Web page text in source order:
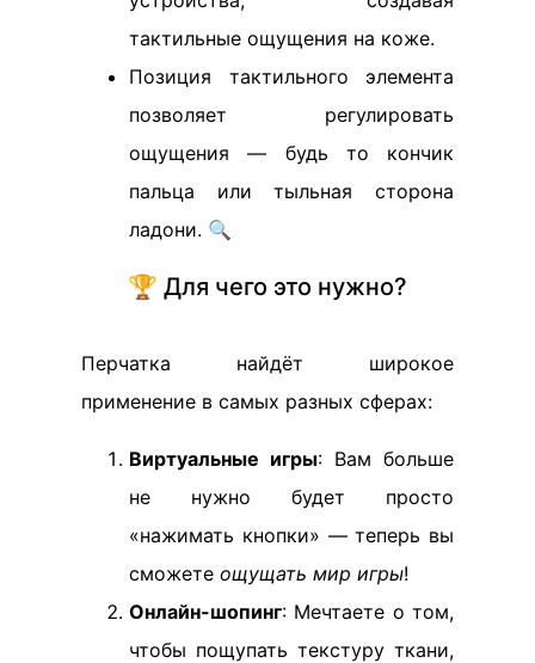
тактильные ощущения на коже.
Позиция тактильного элемента
позволяет регулировать
ощущения — будь то кончик
пальца или тыльная сторона
ладони. 🔍
🏆 Для чего это нужно?
Перчатка найдёт широкое
применение в самых разных сферах:
Виртуальные игры: Вам больше
не нужно будет просто
«нажимать кнопки» — теперь вы
сможете ощущать мир игры!
Онлайн-шопинг: Мечтаете о том,
чтобы пощупать текстуру ткани,